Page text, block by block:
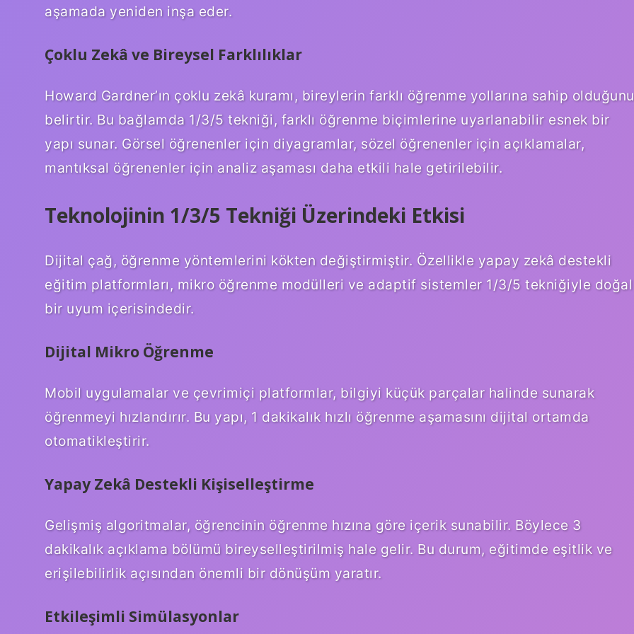
aşamada yeniden inşa eder.
Çoklu Zekâ ve Bireysel Farklılıklar
Howard Gardner’ın çoklu zekâ kuramı, bireylerin farklı öğrenme yollarına sahip olduğunu
belirtir. Bu bağlamda 1/3/5 tekniği, farklı öğrenme biçimlerine uyarlanabilir esnek bir
yapı sunar. Görsel öğrenenler için diyagramlar, sözel öğrenenler için açıklamalar,
mantıksal öğrenenler için analiz aşaması daha etkili hale getirilebilir.
Teknolojinin 1/3/5 Tekniği Üzerindeki Etkisi
Dijital çağ, öğrenme yöntemlerini kökten değiştirmiştir. Özellikle yapay zekâ destekli
eğitim platformları, mikro öğrenme modülleri ve adaptif sistemler 1/3/5 tekniğiyle doğal
bir uyum içerisindedir.
Dijital Mikro Öğrenme
Mobil uygulamalar ve çevrimiçi platformlar, bilgiyi küçük parçalar halinde sunarak
öğrenmeyi hızlandırır. Bu yapı, 1 dakikalık hızlı öğrenme aşamasını dijital ortamda
otomatikleştirir.
Yapay Zekâ Destekli Kişiselleştirme
Gelişmiş algoritmalar, öğrencinin öğrenme hızına göre içerik sunabilir. Böylece 3
dakikalık açıklama bölümü bireyselleştirilmiş hale gelir. Bu durum, eğitimde eşitlik ve
erişilebilirlik açısından önemli bir dönüşüm yaratır.
Etkileşimli Simülasyonlar